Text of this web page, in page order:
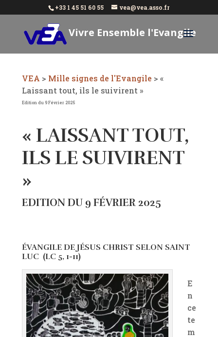
+33 1 45 51 60 55 vea@vea.asso.fr
Vivre Ensemble l'Evangile
VEA > Mille signes de l'Evangile > «
Laissant tout, ils le suivirent »
Edition du 9 Février 2025
« LAISSANT TOUT,
ILS LE SUIVIRENT
»
EDITION DU 9 FÉVRIER 2025
ÉVANGILE DE JÉSUS CHRIST SELON SAINT
LUC (LC 5, 1-11)
E
n
ce
te
m